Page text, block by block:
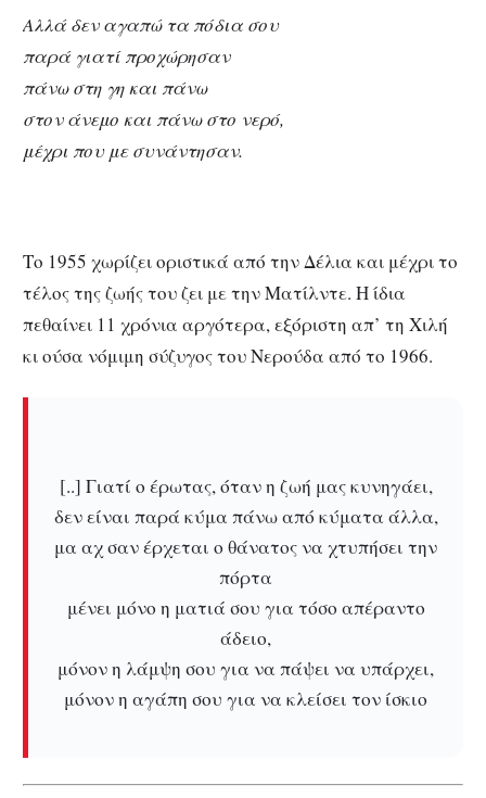
Αλλά δεν αγαπώ τα πόδια σου
παρά γιατί προχώρησαν
πάνω στη γη και πάνω
στον άνεμο και πάνω στο νερό,
μέχρι που με συνάντησαν.
Το 1955 χωρίζει οριστικά από την Δέλια και μέχρι το
τέλος της ζωής του ζει με την Ματίλντε. Η ίδια
πεθαίνει 11 χρόνια αργότερα, εξόριστη απ’ τη Χιλή
κι ούσα νόμιμη σύζυγος του Νερούδα από το 1966.
[..] Γιατί ο έρωτας, όταν η ζωή μας κυνηγάει,
δεν είναι παρά κύμα πάνω από κύματα άλλα,
μα αχ σαν έρχεται ο θάνατος να χτυπήσει την
πόρτα
μένει μόνο η ματιά σου για τόσο απέραντο
άδειο,
μόνον η λάμψη σου για να πάψει να υπάρχει,
μόνον η αγάπη σου για να κλείσει τον ίσκιο